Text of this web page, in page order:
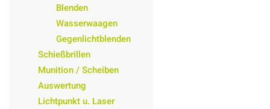
Blenden
Wasserwaagen
Gegenlichtblenden
Schießbrillen
Munition / Scheiben
Auswertung
Lichtpunkt u. Laser